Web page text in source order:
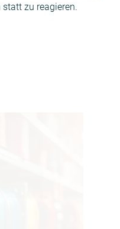
statt zu reagieren.